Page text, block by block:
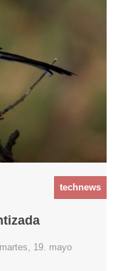
technews
martes, 19. mayo